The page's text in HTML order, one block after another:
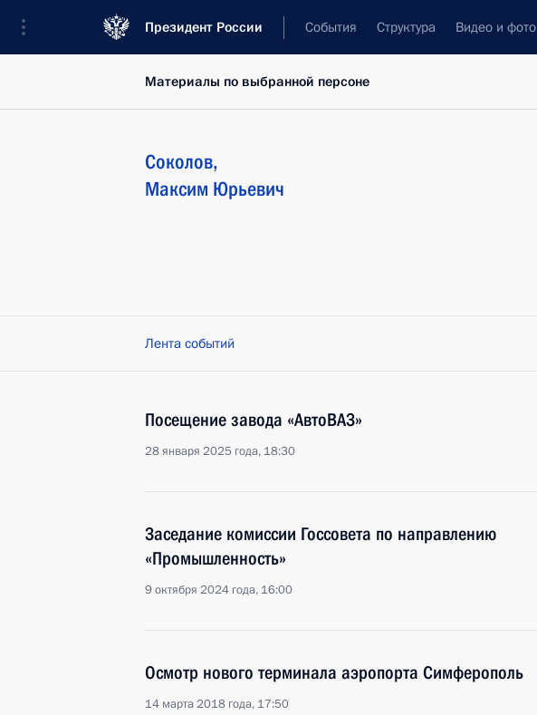
Президент России События Структура Видео и фото
Материалы по выбранной персоне
Соколов,
Максим Юрьевич
Лента событий
Посещение завода «АвтоВАЗ»
28 января 2025 года, 18:30
Заседание комиссии Госсовета по направлению
«Промышленность»
9 октября 2024 года, 16:00
Осмотр нового терминала аэропорта Симферополь
14 марта 2018 года, 17:50